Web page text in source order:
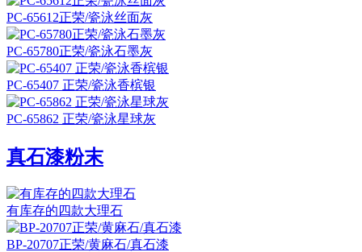
PC-65612正荣/瓷泳丝面灰
PC-65780正荣/瓷泳石墨灰
PC-65407 正荣/瓷泳香槟银
PC-65862 正荣/瓷泳星球灰
真石漆粉末
有库存的四款大理石
BP-20707正荣/黄麻石/真石漆